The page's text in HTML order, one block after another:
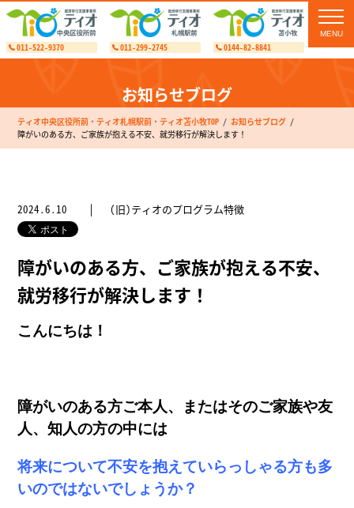
011-522-9370 011-299-2745 0144-82-8841
お知らせブログ
ティオ中央区役所前・ティオ札幌駅前・ティオ苫小牧TOP
お知らせブログ
障がいのある方、ご家族が抱える不安、就労移行が解決します！
2024.6.10 (旧)ティオのプログラム特徴
障がいのある方、ご家族が抱える不安、
就労移行が解決します！
こんにちは！
障がいのある方ご本人、またはそのご家族や友
人、知人の方の中には
将来について不安を抱えていらっしゃる方も多
いのではないでしょうか？